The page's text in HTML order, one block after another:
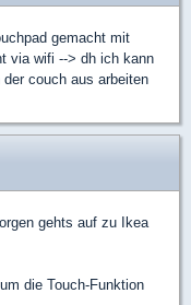
gemacht mit
via wifi --> dh ich kann
couch aus arbeiten
gehts auf zu Ikea
die Touch-Funktion